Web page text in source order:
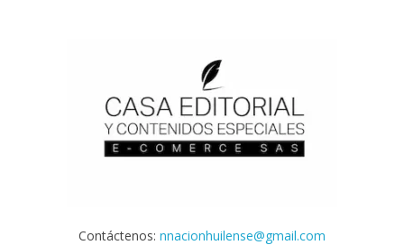
Contáctenos: nnacionhuilense@gmail.com